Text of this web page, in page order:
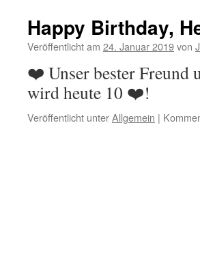
Happy Birthday,
Veröffentlicht am 24. Januar 2019von
❤️ Unser bester Freund
wird heute 10 ❤️!
Veröffentlicht unterAllgemein |